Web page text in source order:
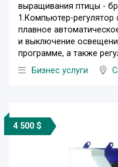
выращивания птицы -
1.Компьютер-
плавное
и выключение
программе, а также
Бизнес услуги
4 500 $